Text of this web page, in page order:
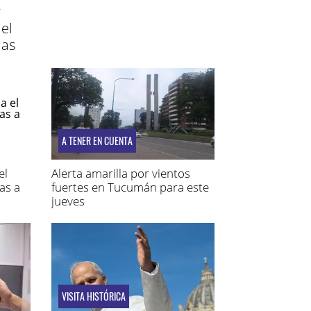
a
A TENER EN CUENTA
Alerta amarilla por vientos
fuertes en Tucumán para este
jueves
VISITA HISTÓRICA